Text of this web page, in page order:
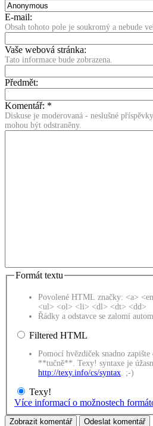
E-mail:
Obsah tohoto pole je soukromý a nebude
Vaše webová stránka:
Tato informace bude zobrazena.
Předmět:
Komentář: *
Diskuse je moderovaná - neslušné
mohou být odstraněny.
Formát textu
Povolené HTML značky: <a>
<ul> <ol> <li> <dl> <dt> <dd>
Řádky a odstavce se zalomí
Filtered HTML
Pomocí hvězdiček snadno
**tučně**. Texy! syntaxe je
http://texy.info/cs/syntax . ;-)
Texy!
Více informací o možnostech